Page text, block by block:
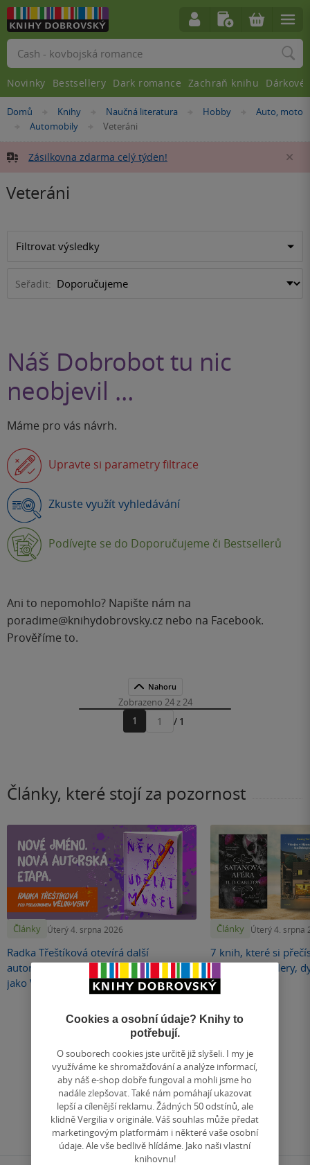
Nacházíte
Domů »Knihy »Naučná literatura »Hobby »Auto, moto
»Automobily »
Veteráni
Zásilkovna zdarma celý týden!
Veteráni
Filtrovat výsledky
Seřadit:
Náš Dobrobot tu nic
neobjevil …
Máme pro vás návrh.
Upravte si parametry filtrace
Zkuste využít vyhledávání
Podívejte se do Doporučujeme či Bestsellerů
Ani to nepomohlo? Napište nám na
poradime@knihydobrovsky.cz nebo na Facebook.
Prověříme to.
Nahoru
Zobrazeno 24 z 24
1
Přejít
/ 1
Články, které stojí za pozornost
Články Úterý 4. srpna 2026
Radka Třeštíková otevírá další
autorskou kapitolu. Nový román vydá
jako Velikovsky
Články Úterý 4. srpna
7 knih, které si
romance, thrillery,
Články, které stojí za pozornost
Vyhledávání
Novinky Bestsellery Dark romance Zachraň knihu Dárkové
Cookies a osobní údaje? Knihy to
potřebují.
O souborech cookies jste určitě již slyšeli. I my je
využíváme ke shromažďování a analýze informací,
aby náš e-shop dobře fungoval a mohli jsme ho
nadále zlepšovat. Také nám pomáhají ukazovat
lepší a cílenější reklamu. Žádných 50 odstínů, ale
klidně Vergilia v originále. Váš souhlas může předat
marketingovým platformám i některé vaše osobní
údaje. Ale vše bedlivě hlídáme. Jako naši vlastní
knihovnu!